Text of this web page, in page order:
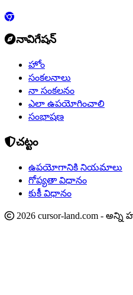
నావిగేషన్
హోం
సంకలనాలు
నా సంకలనం
ఎలా ఉపయోగించాలి
సంభాషణ
చట్టం
ఉపయోగానికి నియమాలు
గోప్యతా విధానం
కుకీ విధానం
2026 cursor-land.com - అన్ని